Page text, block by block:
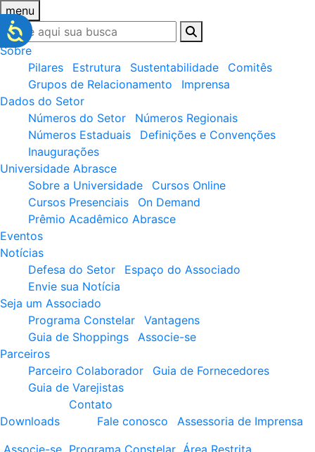
menu
Sobre
Pilares
Estrutura Sustentabilidade
Comitês
Grupos de Relacionamento
Imprensa
Dados do Setor
Números do Setor
Números Regionais
Números Estaduais
Definições e Convenções
Inaugurações
Universidade Abrasce
Sobre a Universidade
Cursos Online
Cursos Presenciais
On Demand
Prêmio Acadêmico Abrasce
Eventos
Notícias
Defesa do Setor
Espaço do Associado
Envie sua Notícia
Seja um Associado
Programa Constelar
Vantagens
Guia de Shoppings
Associe-se
Parceiros
Parceiro Colaborador
Guia de Fornecedores
Guia de Varejistas
Downloads
Contato
Fale conosco
Assessoria de Imprensa
Associe-se Programa Constelar Área Restrita